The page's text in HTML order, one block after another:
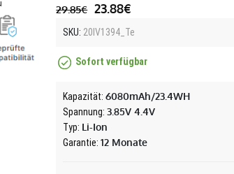
29.85€ 23.88€
SKU: 20IV1394_Te
Sofort verfügbar
Kapazität:6080mAh/23.4WH
Spannung:3.85V 4.4V
Typ: Li-Ion
Garantie:12 Monate